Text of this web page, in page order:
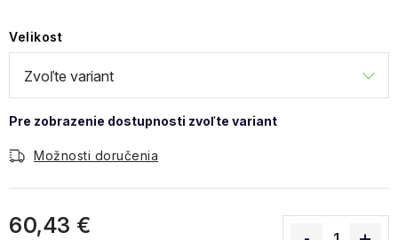
Velikost
Možnosti doručenia
60,43 €